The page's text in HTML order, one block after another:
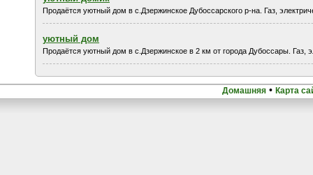
Продаётся уютный дом в с.Дзержинское Дубоссарского р-на. Газ,
уютный дом
Продаётся уютный дом в с.Дзержинское в 2 км от города Дубоссары. Газ,
Домашняя • Карта